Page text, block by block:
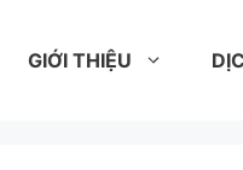
GIỚI THIỆU